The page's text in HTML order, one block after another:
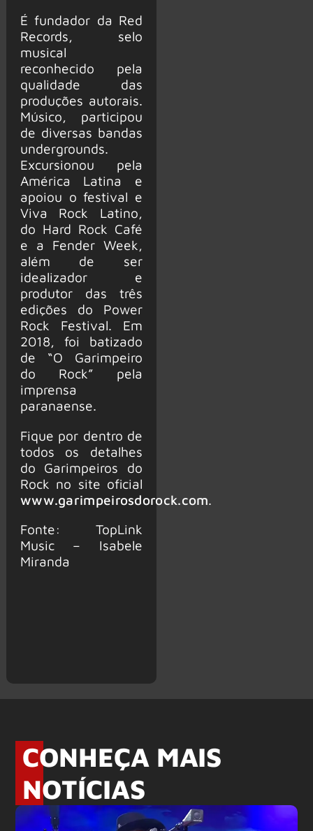
É fundador da Red
Records, selo
musical
reconhecido pela
qualidade das
produções autorais.
Músico, participou
de diversas bandas
undergrounds.
Excursionou pela
América Latina e
apoiou o festival e
Viva Rock Latino,
do Hard Rock Café
e a Fender Week,
além de ser
idealizador e
produtor das três
edições do Power
Rock Festival. Em
2018, foi batizado
de “O Garimpeiro
do Rock” pela
imprensa
paranaense.
Fique por dentro de
todos os detalhes
do Garimpeiros do
Rock no site oficial
www.garimpeirosdorock.com
Fonte: TopLink
Music – Isabele
Miranda
CONHEÇA MAIS
NOTÍCIAS